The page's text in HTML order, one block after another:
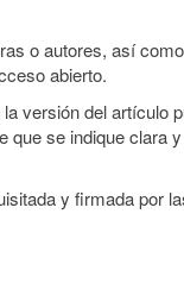
o autores, así
abierto.
versión del artículo
que se indique clara
y firmada por